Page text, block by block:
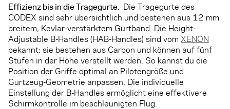
Effizienz bis in die Tragegurte.
Die Tragegurte des
CODEX sind sehr übersichtlich und bestehen aus 12 mm
breitem, Kevlar-verstärktem Gurtband. Die Height-
Adjustable B-Handles (HAB-Handles) sind vom XENON
bekannt: sie bestehen aus Carbon und können auf fünf
Stufen in der Höhe verstellt werden. So kannst du die
Position der Griffe optimal an Pilotengröße und
Gurtzeug-Geometrie anpassen. Die individuelle
Einstellung der B-Handles ermöglicht eine effektivere
Schirmkontrolle im beschleunigten Flug.